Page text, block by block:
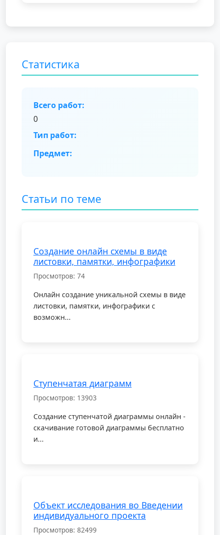
Статистика
Всего работ:
0
Тип работ:
Предмет:
Статьи по теме
Создание онлайн схемы в виде
листовки, памятки, инфографики
Просмотров: 74
Онлайн создание уникальной схемы в виде
листовки, памятки, инфографики с
возможн...
Ступенчатая диаграмм
Просмотров: 13903
Создание ступенчатой диаграммы онлайн -
скачивание готовой диаграммы бесплатно
и...
Объект исследования во Введении
индивидуального проекта
Просмотров: 82499